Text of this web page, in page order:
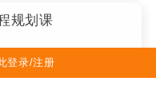
规划课
登录/注册